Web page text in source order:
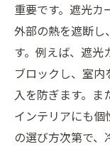
重要です。遮光カ
外部の熱を遮断し
す。例えば、遮光
ブロックし、室
入を防ぎます。ま
インテリアにも個
の選び方次第で